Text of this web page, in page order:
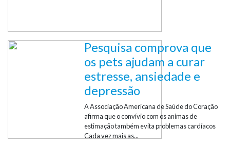
Pesquisa comprova que
os pets ajudam a curar
estresse, ansiedade e
depressão
A Associação Americana de Saúde do Coração
afirma que o convívio com os animas de
estimação também evita problemas cardíacos
Cada vez mais as...